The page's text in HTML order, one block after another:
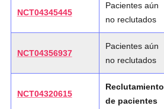
NCT04345445
Pacientes aún
no reclutados
NCT04356937
Pacientes aún
no reclutados
NCT04320615
Reclutamiento
de pacientes